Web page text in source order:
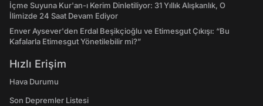
İçme Suyuna Kur'an-ı Kerim Dinletiliyor: 31 Yıllık Alışkanlık, O
İlimizde 24 Saat Devam Ediyor
Enver Aysever'den Erdal Beşikçioğlu ve Etimesgut Çıkışı: “Bu
Kafalarla Etimesgut Yönetilebilir mi?”
Hızlı Erişim
Hava Durumu
Son Depremler Listesi